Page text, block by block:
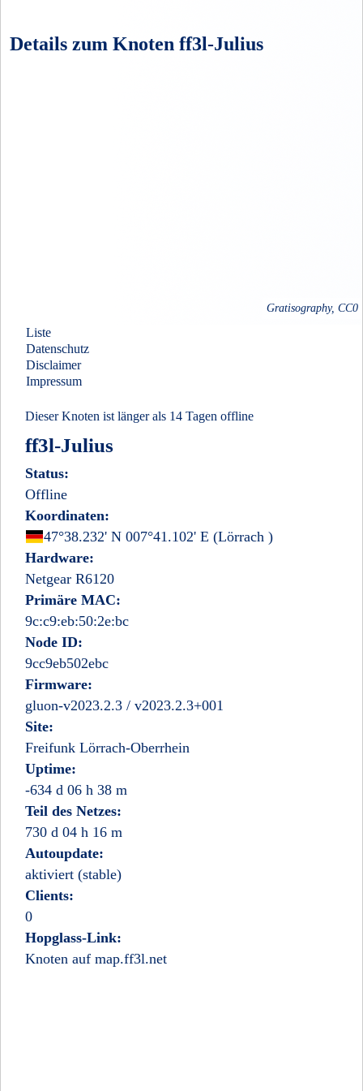
Details zum Knoten ff3l-Julius
Gratisography, CC0
Liste
Datenschutz
Disclaimer
Impressum
Dieser Knoten ist länger als 14 Tagen offline
ff3l-Julius
Status:
Offline
Koordinaten:
47°38.232' N 007°41.102' E (Lörrach
Deutschland
)
Hardware:
Netgear R6120
Primäre MAC:
9c:c9:eb:50:2e:bc
Node ID:
9cc9eb502ebc
Firmware:
gluon-v2023.2.3 / v2023.2.3+001
Site:
Freifunk Lörrach-Oberrhein
Uptime:
-634 d 06 h 38 m
Teil des Netzes:
730 d 04 h 16 m
Autoupdate:
aktiviert (stable)
Clients:
0
Hopglass-Link:
Knoten auf map.ff3l.net